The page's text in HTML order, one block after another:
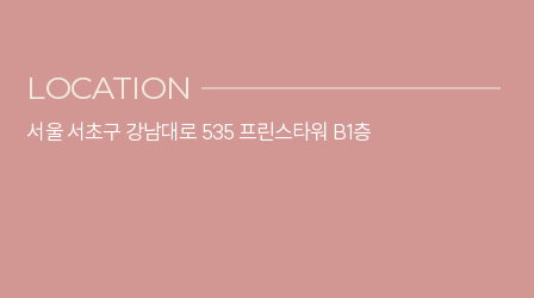
LOCATION
서울 서초구 강남대로 535 프린스타워 B1층